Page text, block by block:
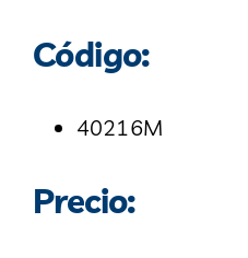
Código:
40216M
Precio: